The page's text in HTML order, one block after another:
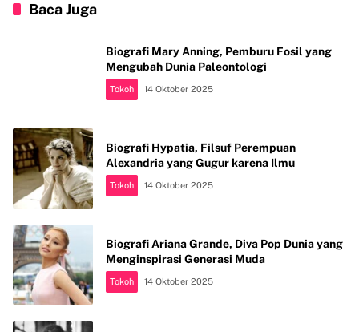
Baca Juga
Biografi Mary Anning, Pemburu Fosil yang
Mengubah Dunia Paleontologi
Tokoh 14 Oktober 2025
Biografi Hypatia, Filsuf Perempuan
Alexandria yang Gugur karena Ilmu
Tokoh 14 Oktober 2025
Biografi Ariana Grande, Diva Pop Dunia yang
Menginspirasi Generasi Muda
Tokoh 14 Oktober 2025